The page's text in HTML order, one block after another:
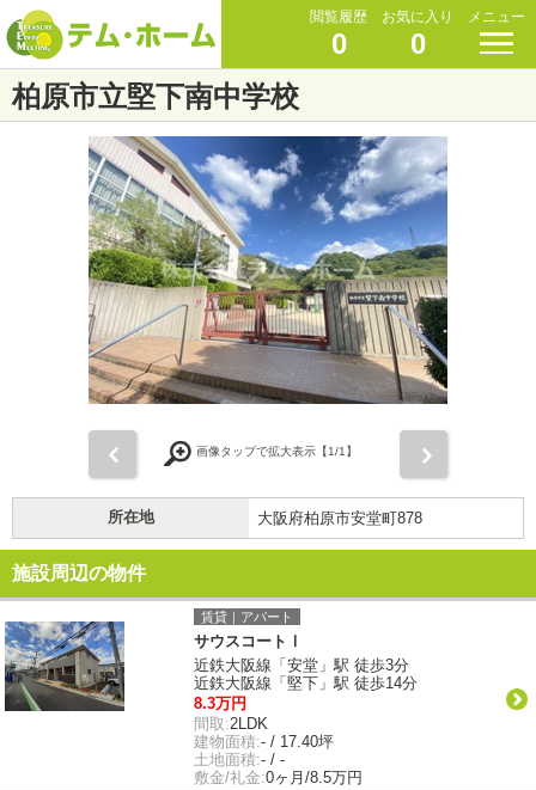
閲覧履歴
0
お気に入り
0
メニュー
柏原市立堅下南中学校
画像タップで拡大表示【1/1】
所在地 大阪府柏原市安堂町878
施設周辺の物件
賃貸｜アパート
サウスコートⅠ
近鉄大阪線「安堂」駅 徒歩3分
近鉄大阪線「堅下」駅 徒歩14分
8.3万円
間取:2LDK
建物面積:- / 17.40坪
土地面積:- / -
敷金/礼金:0ヶ月/8.5万円